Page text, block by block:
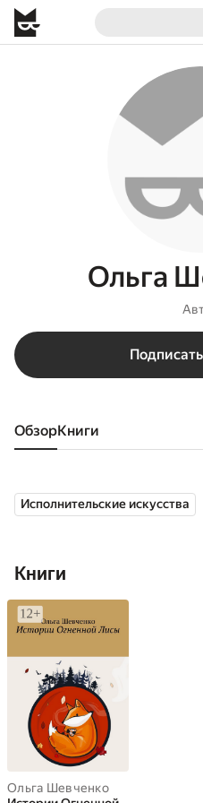
Ольга
Обзор книги
Исполнительские искусства
Книги
Ольга Шевченко